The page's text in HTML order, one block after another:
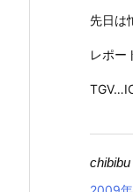
先日は
レポー
chibibu